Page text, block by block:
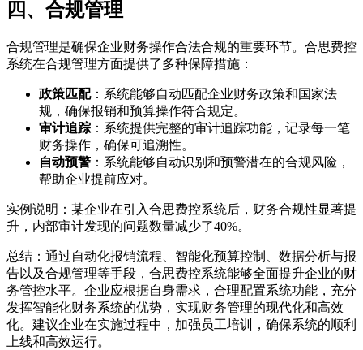
四、合规管理
合规管理是确保企业财务操作合法合规的重要环节。合思费控
系统在合规管理方面提供了多种保障措施：
政策匹配：系统能够自动匹配企业财务政策和国家法
规，确保报销和预算操作符合规定。
审计追踪 ：系统提供完整的审计追踪功能，记录每一笔
财务操作，确保可追溯性。
自动预警 ：系统能够自动识别和预警潜在的合规风险，
帮助企业提前应对。
实例说明：某企业在引入合思费控系统后，财务合规性显著提
升，内部审计发现的问题数量减少了40%。
总结：通过自动化报销流程、智能化预算控制、数据分析与报
告以及合规管理等手段，合思费控系统能够全面提升企业的财
务管控水平。企业应根据自身需求，合理配置系统功能，充分
发挥智能化财务系统的优势，实现财务管理的现代化和高效
化。建议企业在实施过程中，加强员工培训，确保系统的顺利
上线和高效运行。